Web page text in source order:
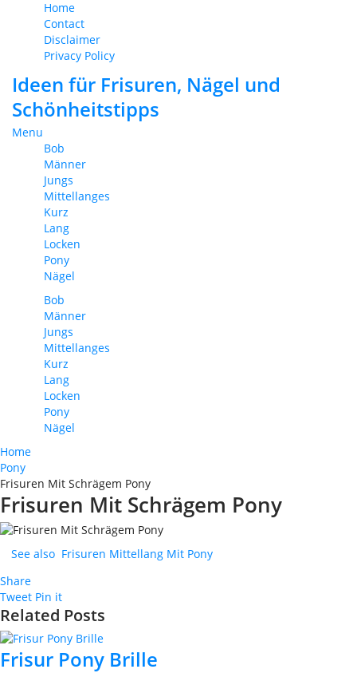
Home
Contact
Disclaimer
Privacy Policy
Ideen für Frisuren, Nägel und
Schönheitstipps
Menu
Bob
Männer
Jungs
Mittellanges
Kurz
Lang
Locken
Pony
Nägel
Bob
Männer
Jungs
Mittellanges
Kurz
Lang
Locken
Pony
Nägel
Home
Pony
Frisuren Mit Schrägem Pony
Frisuren Mit Schrägem Pony
See also Frisuren Mittellang Mit Pony
Share
Tweet Pin it
Related Posts
Frisur Pony Brille